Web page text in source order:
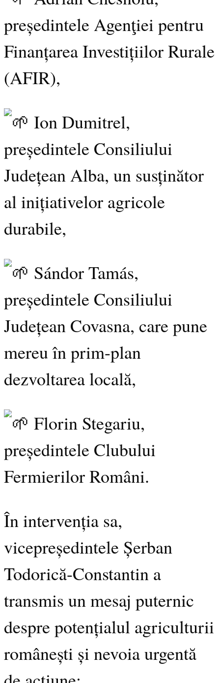
președintele Agenţiei pentru
Finanțarea Investițiilor Rurale
(AFIR),
Ion Dumitrel,
președintele Consiliului
Județean Alba, un susținător
al inițiativelor agricole
durabile,
Sándor Tamás,
președintele Consiliului
Județean Covasna, care pune
mereu în prim-plan
dezvoltarea locală,
Florin Stegariu,
președintele Clubului
Fermierilor Români.
În intervenția sa,
vicepreședintele Șerban
Todorică-Constantin a
transmis un mesaj puternic
despre potențialul agriculturii
românești și nevoia urgentă